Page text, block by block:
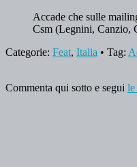
Accade che sulle
Csm (Legnini, Canzio,
Categorie: Feat, Italia • Tag:
Commenta qui sotto e segui le